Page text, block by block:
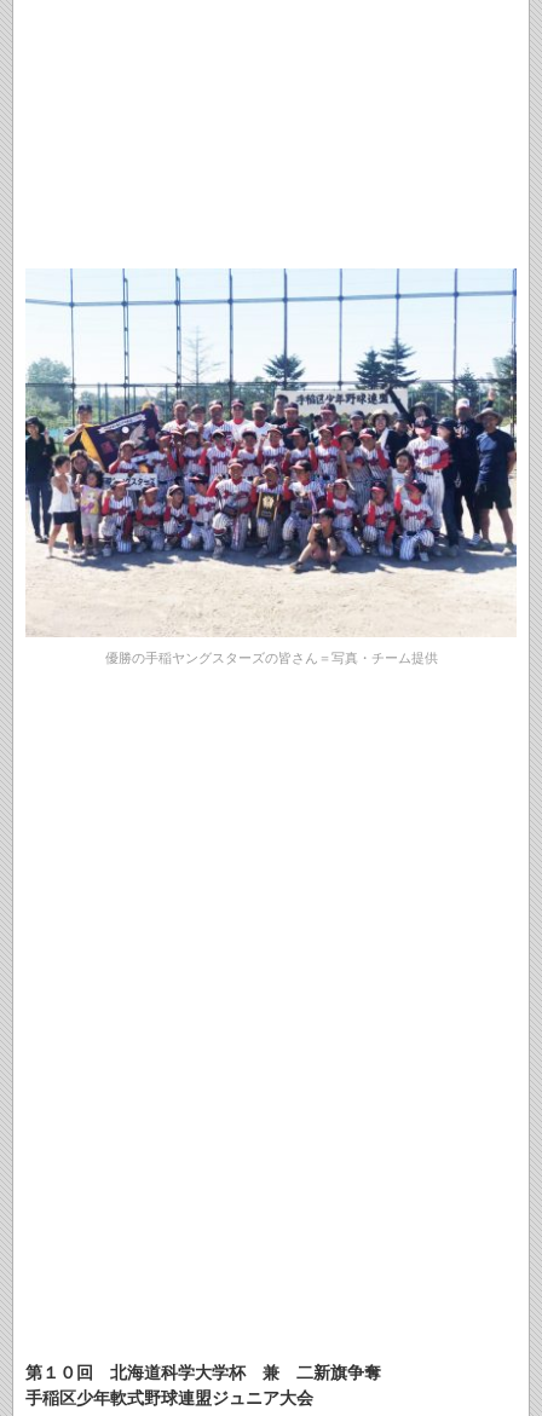
優勝の手稲ヤングスターズの皆さん＝写真・チーム提供
第１０回 北海道科学大学杯 兼 二新旗争奪
手稲区少年軟式野球連盟ジュニア大会